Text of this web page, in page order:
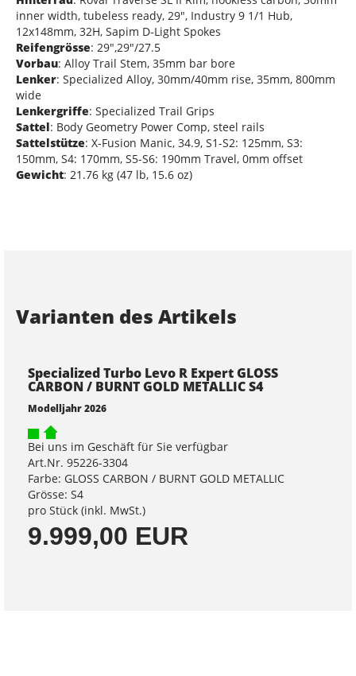
inner width, tubeless ready, 29", Industry 9 1/1 Hub,
12x148mm, 32H, Sapim D-Light Spokes
Reifengrösse: 29",29"/27.5
Vorbau: Alloy Trail Stem, 35mm bar bore
Lenker: Specialized Alloy, 30mm/40mm rise, 35mm, 800mm
wide
Lenkergriffe: Specialized Trail Grips
Sattel: Body Geometry Power Comp, steel rails
Sattelstütze: X-Fusion Manic, 34.9, S1-S2: 125mm, S3:
150mm, S4: 170mm, S5-S6: 190mm Travel, 0mm offset
Gewicht: 21.76 kg (47 lb, 15.6 oz)
Varianten des Artikels
Specialized Turbo Levo R Expert GLOSS
CARBON / BURNT GOLD METALLIC S4
Modelljahr 2026
Bei uns im Geschäft für Sie verfügbar
Art.Nr. 95226-3304
Farbe: GLOSS CARBON / BURNT GOLD METALLIC
Grösse: S4
pro Stück (inkl. MwSt.)
9.999,00 EUR